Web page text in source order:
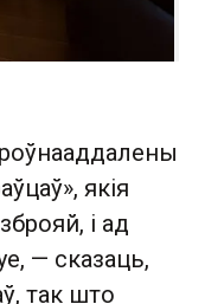
якія
і ад
— сказаць,
так што